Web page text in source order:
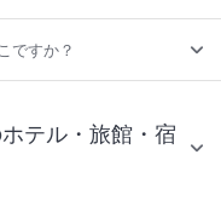
ですか？
テル・旅館・宿